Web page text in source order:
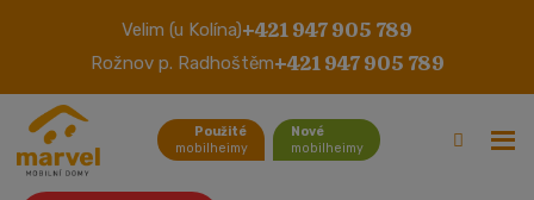
Velim (u Kolína)+421 947 905 789
Rožnov p. Radhoštěm+421 947 905 789
Použité
mobilheimy
Nové
mobilheimy
Atlas Moonstone